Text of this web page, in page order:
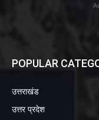
POPULAR
उत्तराखंड
उत्तर प्रदेश